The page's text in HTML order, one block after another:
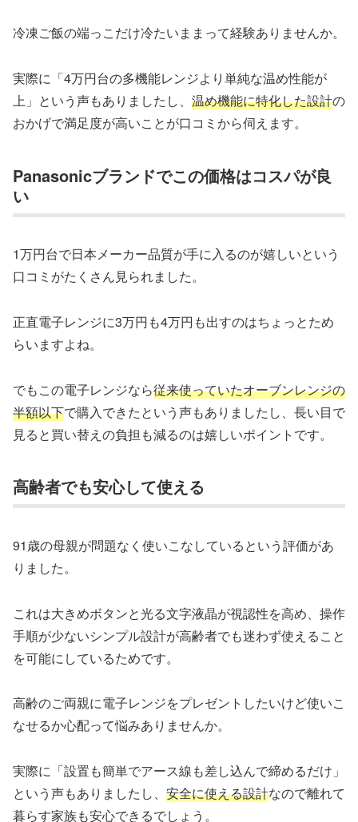
冷凍ご飯の端っこだけ冷たいままって経験ありませんか。
実際に「4万円台の多機能レンジより単純な温め性能が
上」という声もありましたし、 温め機能に特化した設計の
おかげで満足度が高いことが口コミから伺えます。
Panasonicブランドでこの価格はコスパが良
い
1万円台で日本メーカー品質が手に入るのが嬉しいという
口コミがたくさん見られました。
正直電子レンジに3万円も4万円も出すのはちょっとため
らいますよね。
でもこの電子レンジなら従来使っていたオーブンレンジの
半額以下で購入できたという声もありましたし、長い目で
見ると買い替えの負担も減るのは嬉しいポイントです。
高齢者でも安心して使える
91歳の母親が問題なく使いこなしているという評価があ
りました。
これは大きめボタンと光る文字液晶が視認性を高め、操作
手順が少ないシンプル設計が高齢者でも迷わず使えること
を可能にしているためです。
高齢のご両親に電子レンジをプレゼントしたいけど使いこ
なせるか心配って悩みありませんか。
実際に「設置も簡単でアース線も差し込んで締めるだけ」
という声もありましたし、 安全に使える設計なので離れて
暮らす家族も安心できるでしょう。